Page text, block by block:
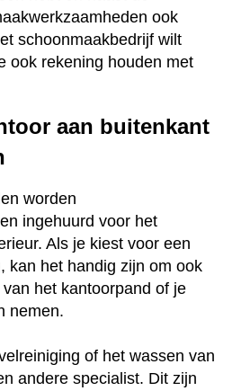
ook
schoonmaakbedrijf wilt
ook rekening houden met
aan buitenkant
worden
ingehuurd voor het
Als je kiest voor een
kan het handig zijn om ook
het kantoorpand of je
nemen.
of het wassen van
andere specialist. Dit zijn